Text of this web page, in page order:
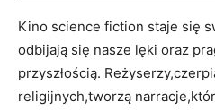
Kino science fiction staje się
odbijają się nasze lęki oraz
przyszłością.
religijnych,tworzą